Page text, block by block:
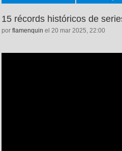
15 récords históricos de
por flamenquin el 20 mar 2025, 22:00